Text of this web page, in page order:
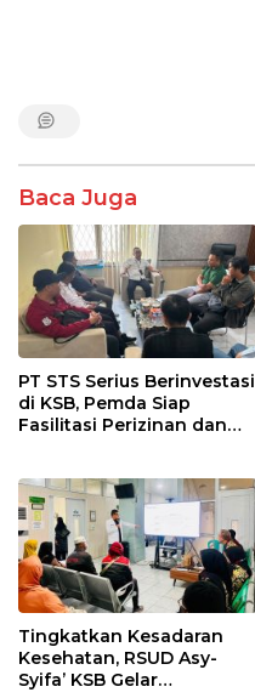
Baca Juga
PT STS Serius Berinvestasi
di KSB, Pemda Siap
Fasilitasi Perizinan dan
Tingkatkan Kesadaran
Kesehatan, RSUD Asy-
Syifa’ KSB Gelar